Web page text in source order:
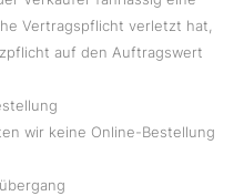
Vertragspflicht verletzt hat,
auf den Auftragswert
wir keine Online-Bestellung